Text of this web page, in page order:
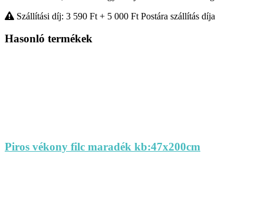
Szállítási díj: 3 590 Ft + 5 000 Ft Postára szállítás díja
Hasonló termékek
Piros vékony filc maradék kb:47x200cm